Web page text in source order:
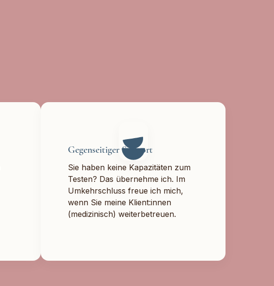
Gegenseitiger Support
Sie haben keine Kapazitäten zum
Testen? Das übernehme ich. Im
Umkehrschluss freue ich mich,
wenn Sie meine Klient:innen
(medizinisch) weiterbetreuen.